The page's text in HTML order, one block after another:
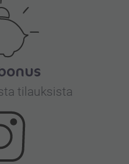
tilauksista